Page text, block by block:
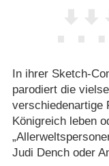
In ihrer Sketch-
parodiert die
verschiedenartige
Königreich leben
Judi Dench oder